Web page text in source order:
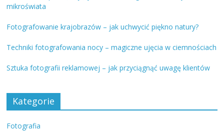
mikroświata
Fotografowanie krajobrazów – jak uchwycić piękno natury?
Techniki fotografowania nocy – magiczne ujęcia w ciemnościach
Sztuka fotografii reklamowej – jak przyciągnąć uwagę klientów
Kategorie
Fotografia